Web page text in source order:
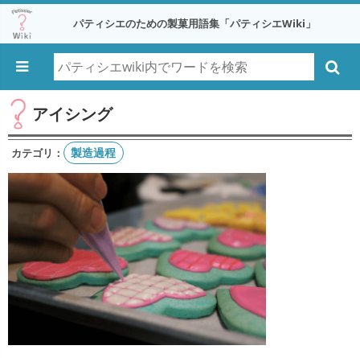
パティシエのための製菓用語集「パティシエWiki」
アイシング
カテゴリ： 製造過程